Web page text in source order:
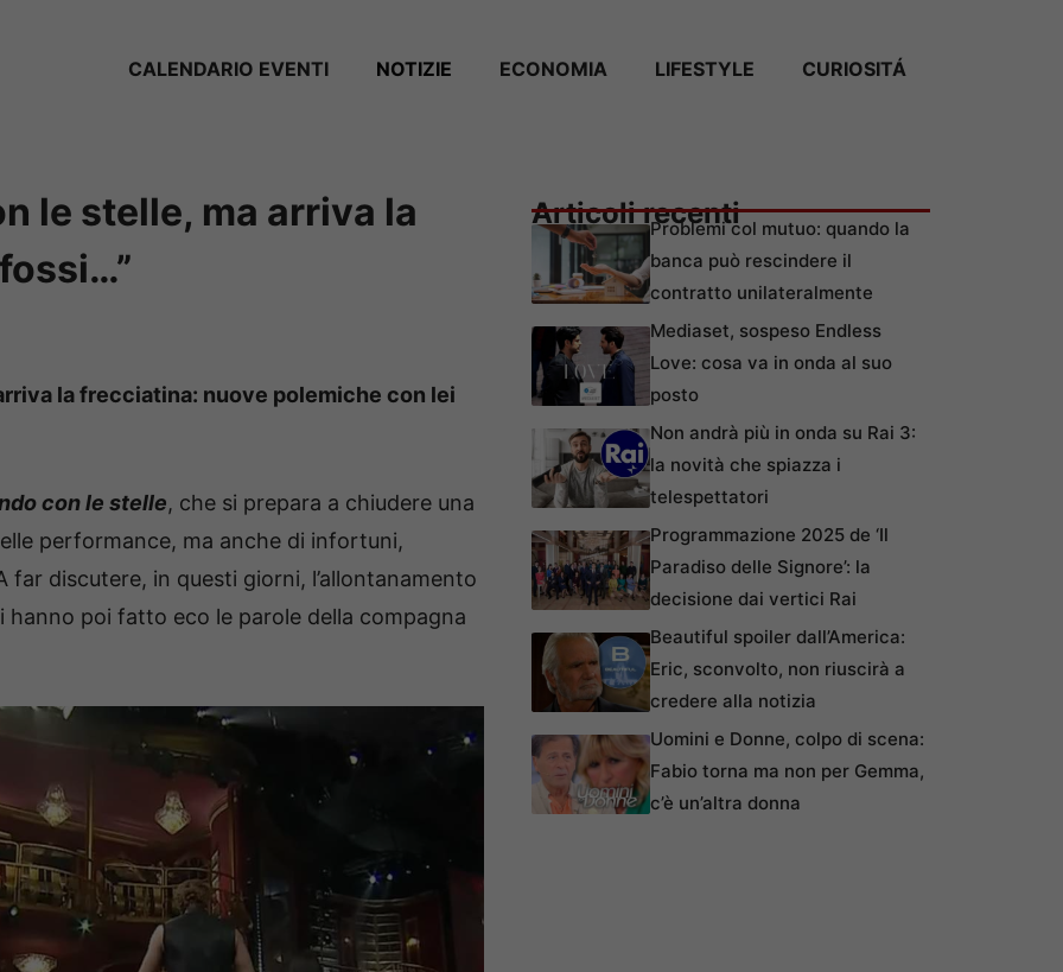
CALENDARIO EVENTI NOTIZIE ECONOMIA LIFESTYLE CURIOSITÁ
le stelle, ma arriva la
la frecciatina: nuove polemiche con lei
con le stelle, che si prepara a chiudere una
performance, ma anche di infortuni,
discutere, in questi giorni, l’allontanamento
hanno poi fatto eco le parole della compagna
Articoli recentiProblemi col mutuo: quando la
banca può rescindere il
contratto unilateralmente
Mediaset, sospeso Endless
Love: cosa va in onda al suo
posto
Non andrà più in onda su Rai 3:
la novità che spiazza i
telespettatori
Programmazione 2025 de ‘Il
Paradiso delle Signore’: la
decisione dai vertici Rai
Beautiful spoiler dall’America:
Eric, sconvolto, non riuscirà a
credere alla notizia
Uomini e Donne, colpo di scena:
Fabio torna ma non per Gemma,
c’è un’altra donna